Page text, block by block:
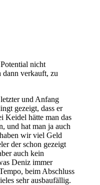
nicht
dann verkauft, zu
und Anfang
gezeigt, dass er
Keidel hätte man das
und hat man ja auch
wir viel Geld
der schon gezeigt
auch kein
Deniz immer
beim Abschluss
sehr ausbaufällig.